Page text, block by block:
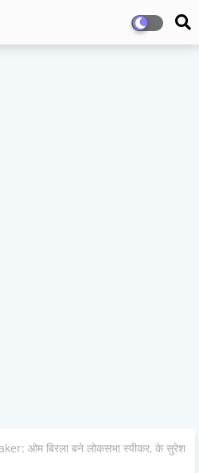
ओम बिरला बने लोकसभा स्पीकर, के सुरेश